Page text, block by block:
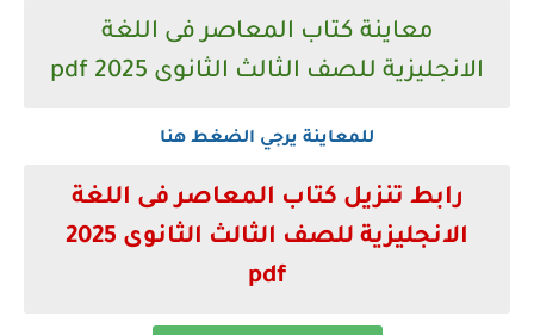
معاينة كتاب المعاصر فى اللغة
الانجليزية للصف الثالث الثانوى 2025 pdf
للمعاينة يرجي الضغط هنا
رابط تنزيل كتاب المعاصر فى اللغة
الانجليزية للصف الثالث الثانوى 2025
pdf